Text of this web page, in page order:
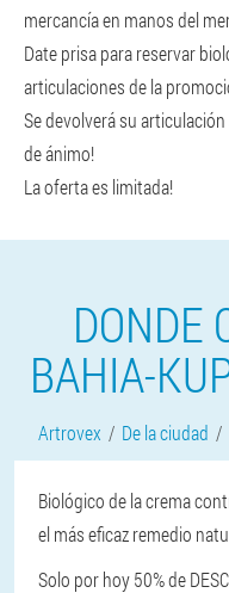
mercancía en manos del
Date prisa para reservar
articulaciones de la
Se devolverá su
de ánimo!
La oferta es limitada!
DONDE
BAHIA-
Artrovex De la ciudad
Biológico de la crema
el más eficaz remedio
Solo por hoy 50% de